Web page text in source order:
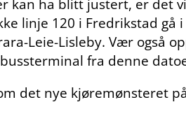
linje 120 i Fredrikstad
Leie-Lisleby. Vær også
fra denne
det nye kjøremønsteret på